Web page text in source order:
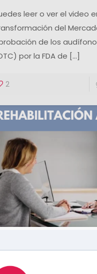
leer o ver el video
del
de los
por la FDA de […]
2